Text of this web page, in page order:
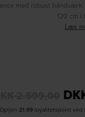
med robust
120 cm i
Læs
Optjen 21.99 loyalitetspoint ved